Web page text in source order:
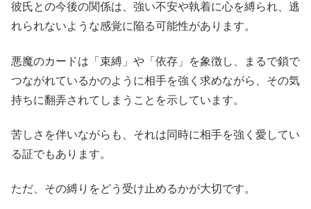
彼氏との今後の関係は、強い不安や執着に心を縛られ、逃
れられないような感覚に陥る可能性があります。
悪魔のカードは「束縛」や「依存」を象徴し、まるで鎖で
つながれているかのように相手を強く求めながら、その気
持ちに翻弄されてしまうことを示しています。
苦しさを伴いながらも、それは同時に相手を強く愛してい
る証でもあります。
ただ、その縛りをどう受け止めるかが大切です。